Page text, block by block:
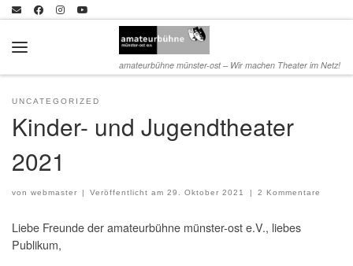
Zum Inhalt springen
amateurbühne münster-ost – Wir machen Theater im Netz!
UNCATEGORIZED
Kinder- und Jugendtheater
2021
von webmaster | Veröffentlicht am29. Oktober 2021 | 2 Kommentare
Liebe Freunde der amateurbühne münster-ost e.V., liebes
Publikum,